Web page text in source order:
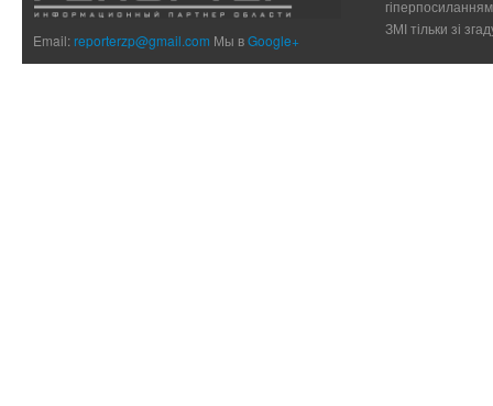
Email:reporterzp@gmail.com Мы вGoogle+
ЗМІ тільки зі